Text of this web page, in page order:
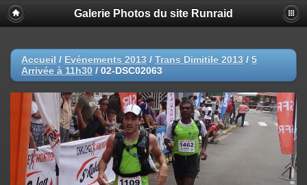
Galerie Photos du site Runraid
Accueil / Evénements 2013 / Trans Dimitile 2013 / 5
Arrivée à 11h30 / 02-DSC02063